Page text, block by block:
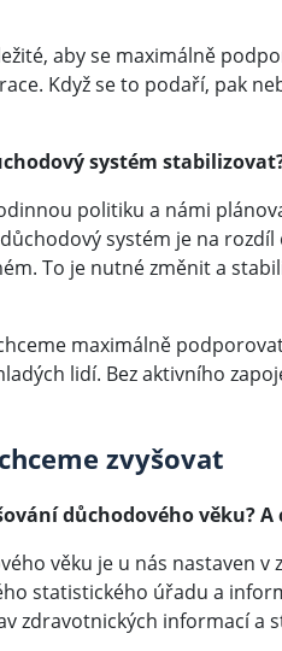
aby se maximálně
Když se to podaří, pak
systém
politiku a námi
systém je na
To je nutné změnit a
maximálně
lidí. Bez aktivního
zvyšovat
důchodového věku?
věku je u nás nastaven v
statistického úřadu a
zdravotnických informací a